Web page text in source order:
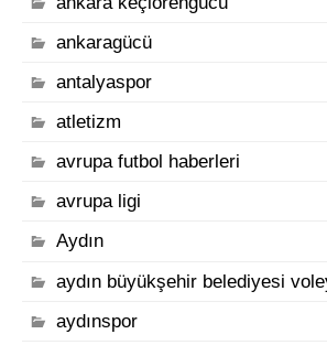
ankaragücü
antalyaspor
atletizm
avrupa futbol haberleri
avrupa ligi
Aydın
aydın büyükşehir belediyesi
aydınspor